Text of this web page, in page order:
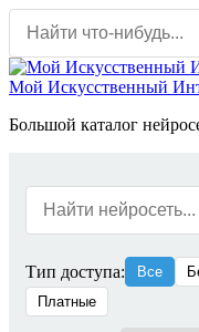
Перейти
содержанию
Мой Искусственный
Большой каталог
Тип доступа: Все
Платные